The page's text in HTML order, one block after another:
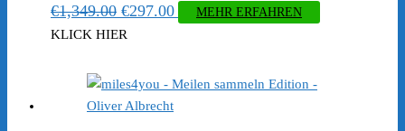
€1,349.00 Ursprünglicher
Preis
€1,349.00
€297.00Aktueller
€297.00.
MEHR ERFAHREN
KLICK HIER